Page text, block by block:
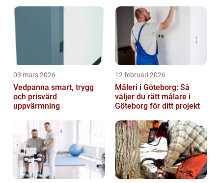
03 mars 2026
Vedpanna smart, trygg
och prisvärd
uppvärmning
12 februari 2026
Måleri i Göteborg: Så
väljer du rätt målare i
Göteborg för ditt projekt